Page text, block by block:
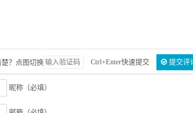
Ctrl+Enter快速提交 提交评
昵称（必填）